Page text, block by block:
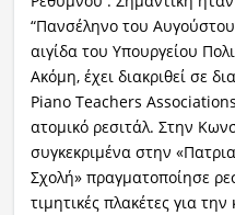
“Πανσέληνο του
αιγίδα του Υπουργείου
Ακόμη, έχει διακριθεί σε
Piano Teachers
ατομικό ρεσιτάλ. Στην
συγκεκριμένα στην
Σχολή» πραγματοποίησε
τιμητικές πλακέτες για